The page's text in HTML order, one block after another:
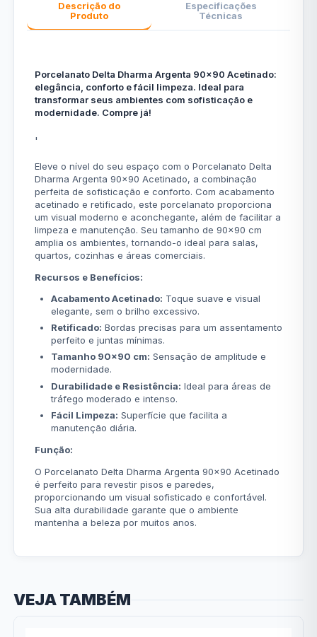
Descrição do
Produto
Especificações
Técnicas
Porcelanato Delta Dharma Argenta 90x90 Acetinado:
elegância, conforto e fácil limpeza. Ideal para
transformar seus ambientes com sofisticação e
modernidade. Compre já!
'
Eleve o nível do seu espaço com o Porcelanato Delta
Dharma Argenta 90x90 Acetinado, a combinação
perfeita de sofisticação e conforto. Com acabamento
acetinado e retificado, este porcelanato proporciona
um visual moderno e aconchegante, além de facilitar a
limpeza e manutenção. Seu tamanho de 90x90 cm
amplia os ambientes, tornando-o ideal para salas,
quartos, cozinhas e áreas comerciais.
Recursos e Benefícios:
Acabamento Acetinado: Toque suave e visual
elegante, sem o brilho excessivo.
Retificado: Bordas precisas para um assentamento
perfeito e juntas mínimas.
Tamanho 90x90 cm: Sensação de amplitude e
modernidade.
Durabilidade e Resistência: Ideal para áreas de
tráfego moderado e intenso.
Fácil Limpeza: Superfície que facilita a
manutenção diária.
Função:
O Porcelanato Delta Dharma Argenta 90x90 Acetinado
é perfeito para revestir pisos e paredes,
proporcionando um visual sofisticado e confortável.
Sua alta durabilidade garante que o ambiente
mantenha a beleza por muitos anos.
VEJA TAMBÉM